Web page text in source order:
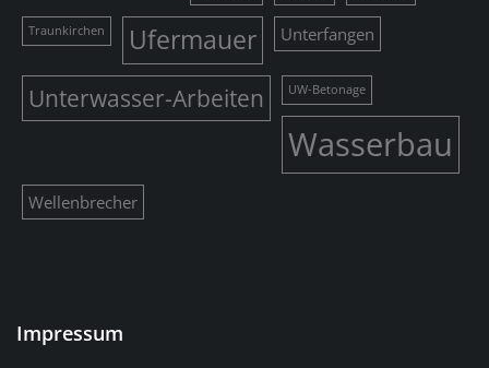
Traunkirchen Ufermauer Unterfangen
Unterwasser-Arbeiten UW-Betonage
Wasserbau
Wellenbrecher
Impressum